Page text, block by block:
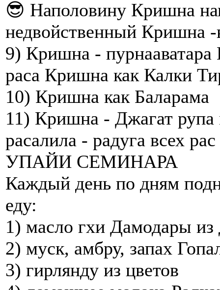
😎 Наполовину Кришна
недвойственный Кришна -
9) Кришна - пурнааватара
раса Кришна как Калки
10) Кришна как Баларама
11) Кришна - Джагат рупа
расалила - радуга всех рас
УПАЙИ СЕМИНАРА
Каждый день по дням
еду:
1) масло гхи Дамодары
2) муск, амбру, запах
3) гирлянду из цветов